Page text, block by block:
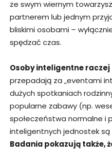
ze swym wiernym
partnerem lub jednym
bliskimi osobami –
spędzać czas.
Osoby inteligentne raczej
przepadają za „eventami
dużych spotkaniach
popularne zabawy (np.
społeczeństwa normalne i
inteligentnych jednostek są
Badania pokazują także,